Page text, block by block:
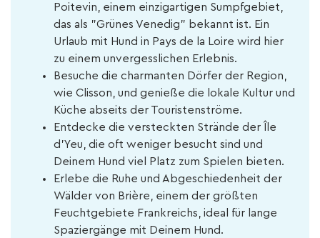
Poitevin, einem einzigartigen Sumpfgebiet,
das als "Grünes Venedig" bekannt ist. Ein
Urlaub mit Hund in Pays de la Loire wird hier
zu einem unvergesslichen Erlebnis.
Besuche die charmanten Dörfer der Region,
wie Clisson, und genieße die lokale Kultur und
Küche abseits der Touristenströme.
Entdecke die versteckten Strände der Île
d'Yeu, die oft weniger besucht sind und
Deinem Hund viel Platz zum Spielen bieten.
Erlebe die Ruhe und Abgeschiedenheit der
Wälder von Brière, einem der größten
Feuchtgebiete Frankreichs, ideal für lange
Spaziergänge mit Deinem Hund.